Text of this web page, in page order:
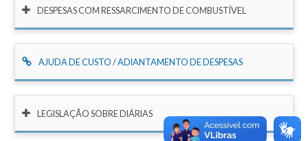
DESPESAS COM RESSARCIMENTO DE COMBUSTÍVEL
AJUDA DE CUSTO / ADIANTAMENTO DE DESPESAS
LEGISLAÇÃO SOBRE DIÁRIAS